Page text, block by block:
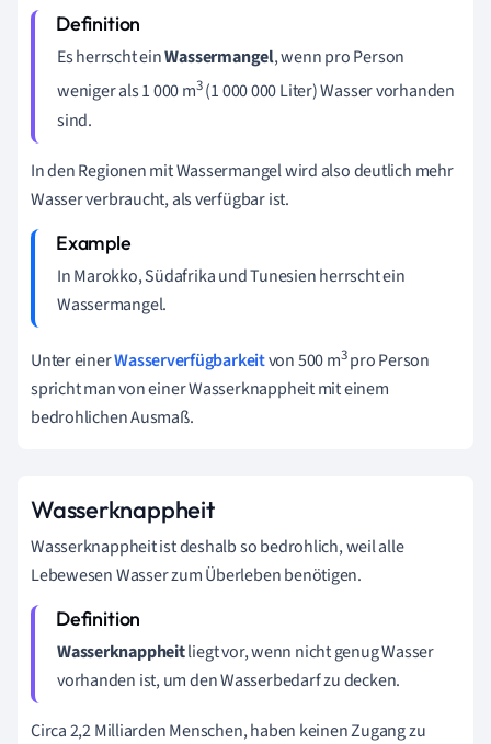
Es herrscht einWassermangel, wenn pro Person
weniger als 1 000 m3(1 000 000 Liter) Wasser vorhanden
sind.
In den Regionen mit Wassermangel wird also deutlich mehr
Wasser verbraucht, als verfügbar ist.
In Marokko, Südafrika und Tunesien herrscht ein
Wassermangel.
Unter einerWasserverfügbarkeitvon 500 m3pro Person
spricht man von einer Wasserknappheit mit einem
bedrohlichen Ausmaß.
Wasserknappheit
Wasserknappheit ist deshalb so bedrohlich, weil alle
Lebewesen Wasser zum Überleben benötigen.
Wasserknappheitliegt vor, wenn nicht genug Wasser
vorhanden ist, um den Wasserbedarf zu decken.
Circa 2,2 Milliarden Menschen, haben keinen Zugang zu